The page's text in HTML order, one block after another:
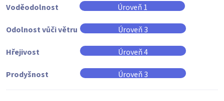
Voděodolnost Úroveň 1
Odolnost vůči větru Úroveň 3
Hřejivost Úroveň 4
Prodyšnost Úroveň 3